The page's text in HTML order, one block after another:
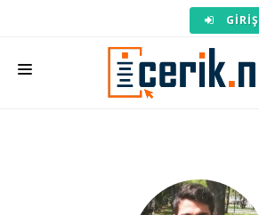
GIRIŞ